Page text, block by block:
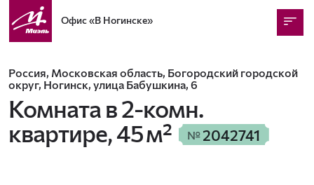
Офис«В Ногинске»
Россия, Московская область, Богородский городской
округ, Ногинск, улица Бабушкина, 6
Комната в 2-комн.
квартире,45 м² № 2042741